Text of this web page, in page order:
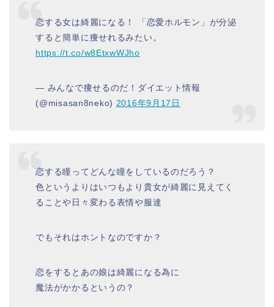
恋する女は綺麗になる！ 「恋愛ホルモン」が分泌
すると簡単に痩せれるみたい。
https://t.co/w8EtxwWJho
— みんなで痩せるのだ！ダイエット情報
(@misasan8neko) 2016年9月17日
恋する瞳ってどんな瞳をしているのだろう？
色というよりはいつもより貴女が綺麗に見えてく
ることや日々変わる表情や服達
でもそれはホントなのですか？
恋をするとあの娘は綺麗になる為に
魔法がかかるというの？